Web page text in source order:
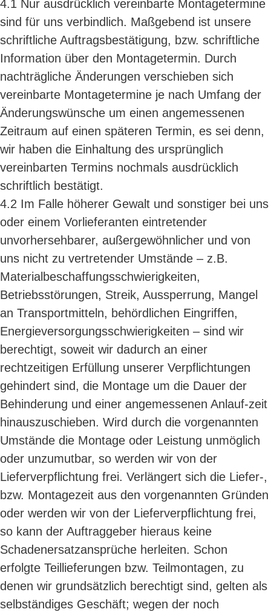
4.1 Nur ausdrücklich vereinbarte Montagetermine
sind für uns verbindlich. Maßgebend ist unsere
schriftliche Auftragsbestätigung, bzw. schriftliche
Information über den Montagetermin. Durch
nachträgliche Änderungen verschieben sich
vereinbarte Montagetermine je nach Umfang der
Änderungswünsche um einen angemessenen
Zeitraum auf einen späteren Termin, es sei denn,
wir haben die Einhaltung des ursprünglich
vereinbarten Termins nochmals ausdrücklich
schriftlich bestätigt.
4.2 Im Falle höherer Gewalt und sonstiger bei uns
oder einem Vorlieferanten eintretender
unvorhersehbarer, außergewöhnlicher und von
uns nicht zu vertretender Umstände – z.B.
Materialbeschaffungsschwierigkeiten,
Betriebsstörungen, Streik, Aussperrung, Mangel
an Transportmitteln, behördlichen Eingriffen,
Energieversorgungsschwierigkeiten – sind wir
berechtigt, soweit wir dadurch an einer
rechtzeitigen Erfüllung unserer Verpflichtungen
gehindert sind, die Montage um die Dauer der
Behinderung und einer angemessenen Anlauf-zeit
hinauszuschieben. Wird durch die vorgenannten
Umstände die Montage oder Leistung unmöglich
oder unzumutbar, so werden wir von der
Lieferverpflichtung frei. Verlängert sich die Liefer-,
bzw. Montagezeit aus den vorgenannten Gründen
oder werden wir von der Lieferverpflichtung frei,
so kann der Auftraggeber hieraus keine
Schadenersatzansprüche herleiten. Schon
erfolgte Teillieferungen bzw. Teilmontagen, zu
denen wir grundsätzlich berechtigt sind, gelten als
selbständiges Geschäft; wegen der noch